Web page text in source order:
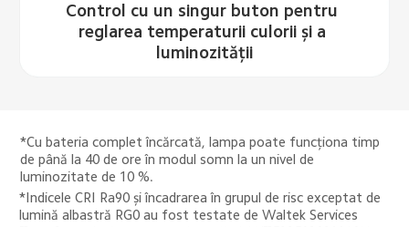
Control cu un singur buton pentru
reglarea temperaturii culorii și a
luminozității
*Cu bateria complet încărcată, lampa poate funcționa timp
de până la 40 de ore în modul somn la un nivel de
luminozitate de 10 %.
*Indicele CRI Ra90 și încadrarea în grupul de risc exceptat de
lumină albastră RG0 au fost testate de Waltek Services